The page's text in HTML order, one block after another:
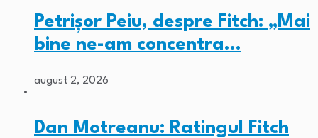
Petrișor Peiu, despre Fitch: „Mai
bine ne-am concentra…
august 2, 2026
Dan Motreanu: Ratingul Fitch